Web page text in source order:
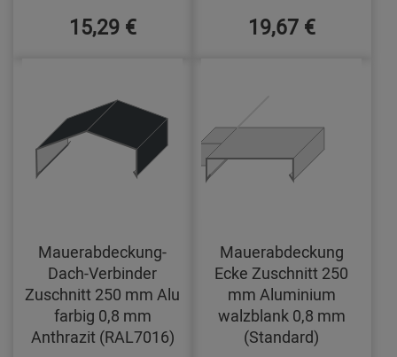
15,29 € 19,67 €
Mauerabdeckung-
Dach-Verbinder
Zuschnitt 250 mm Alu
farbig 0,8 mm
Anthrazit (RAL7016)
Mauerabdeckung
Ecke Zuschnitt 250
mm Aluminium
walzblank 0,8 mm
(Standard)